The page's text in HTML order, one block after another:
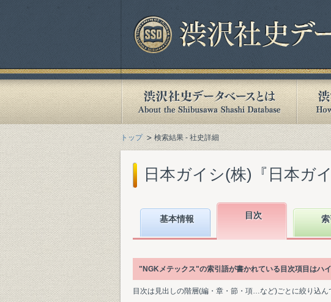
トップ 検索結果 - 社史詳細
日本ガイシ(株)『日本ガ
基本情報 目次 索
"NGKメテックス"の索引語が書かれている目次項目はハイ
目次は見出しの階層(編・章・節・項…など)ごとに絞り込ん